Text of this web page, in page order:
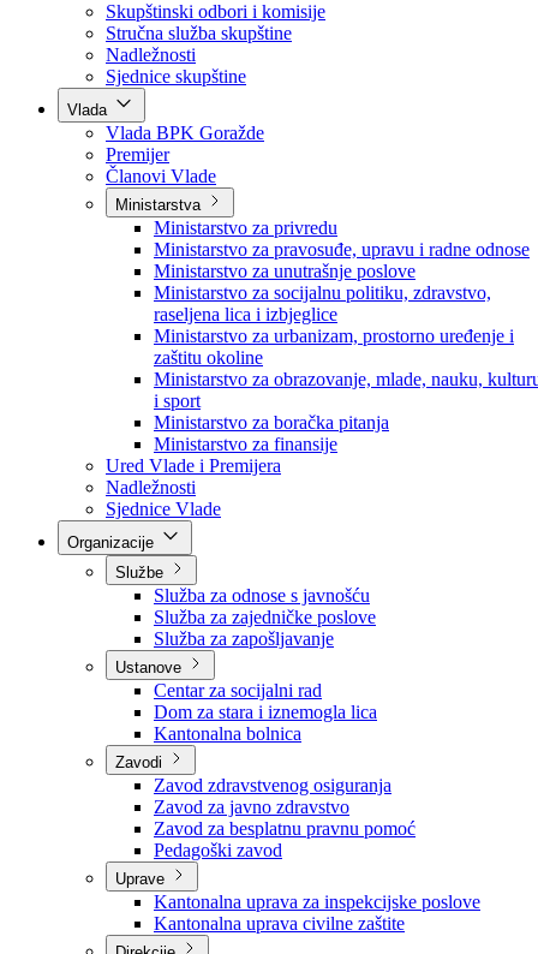
Poslanici po strankama
Poslanici po klubovima naroda
Kolegij skupštine
Skupštinski odbori i komisije
Stručna služba skupštine
Nadležnosti
Sjednice skupštine
Vlada
Vlada BPK Goražde
Premijer
Članovi Vlade
Ministarstva
Ministarstvo za privredu
Ministarstvo za pravosuđe, upravu i radne odnose
Ministarstvo za unutrašnje poslove
Ministarstvo za socijalnu politiku, zdravstvo,
raseljena lica i izbjeglice
Ministarstvo za urbanizam, prostorno uređenje i
zaštitu okoline
Ministarstvo za obrazovanje, mlade, nauku,
i sport
Ministarstvo za boračka pitanja
Ministarstvo za finansije
Ured Vlade i Premijera
Nadležnosti
Sjednice Vlade
Službe
Služba za odnose s javnošću
Služba za zajedničke poslove
Služba za zapošljavanje
Ustanove
Centar za socijalni rad
Dom za stara i iznemogla lica
Kantonalna bolnica
Zavodi
Zavod zdravstvenog osiguranja
Zavod za javno zdravstvo
Zavod za besplatnu pravnu pomoć
Pedagoški zavod
Uprave